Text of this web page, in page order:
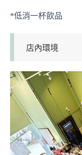
*低消一杯飲品
店內環境